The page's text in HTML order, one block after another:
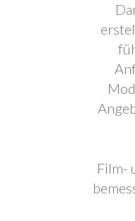
Film-